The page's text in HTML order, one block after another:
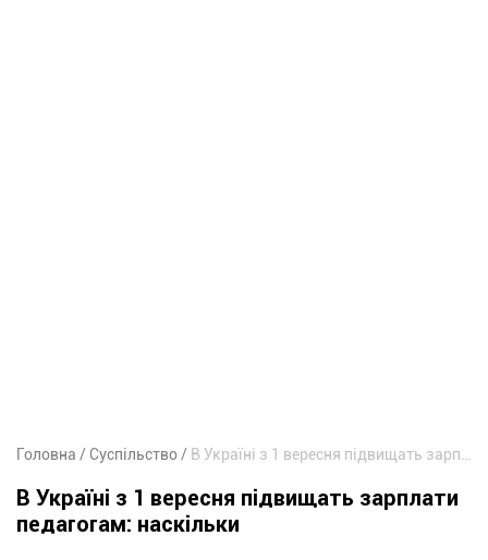
Головна Суспільство
В Україні з 1 вересня підвищать зарплати
педагогам: наскільки